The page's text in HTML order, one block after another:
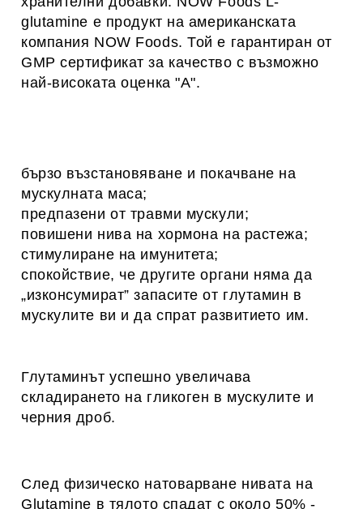
glutamine е продукт на американската
компания NOW Foods. Той е гарантиран от
GMP сертификат за качество с възможно
най-високата оценка "А".
бързо възстановяване и покачване на
мускулната маса;
предпазени от травми мускули;
повишени нива на хормона на растежа;
стимулиране на имунитета;
спокойствие, че другите органи няма да
„изконсумират” запасите от глутамин в
мускулите ви и да спрат развитието им.
Глутаминът успешно увеличава
складирането на гликоген в мускулите и
черния дроб.
След физическо натоварване нивата на
Glutamine в тялото спадат с около 50% -